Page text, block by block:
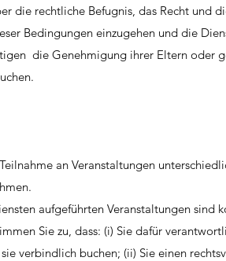
die rechtliche Befugnis, das Recht und
Bedingungen einzugehen und die
die Genehmigung ihrer Eltern oder
an Veranstaltungen
aufgeführten Veranstaltungen sind
Sie zu, dass: (i) Sie dafür
verbindlich buchen; (ii) Sie einen